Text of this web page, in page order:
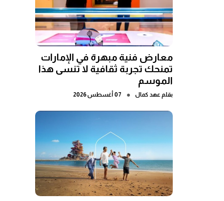
معارض فنية مبهرة في الإمارات
تمنحك تجربة ثقافية لا تنسى هذا
الموسم
بقلم عهد كمال ● 07 أغسطس 2026